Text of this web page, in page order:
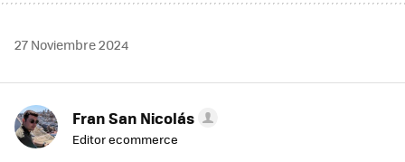
27 Noviembre 2024
Fran San Nicolás
Editor ecommerce